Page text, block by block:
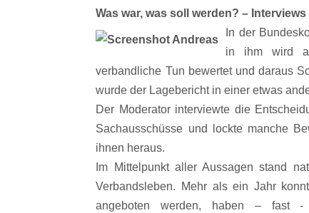
Was war, was soll werden? –
In der
in ihm wird
verbandliche Tun bewertet und daraus
wurde der Lagebericht in einer etwas
Der Moderator interviewte die
Sachausschüsse und lockte manche
ihnen heraus.
Im Mittelpunkt aller Aussagen stand
Verbandsleben. Mehr als ein Jahr
angeboten werden, haben – fast